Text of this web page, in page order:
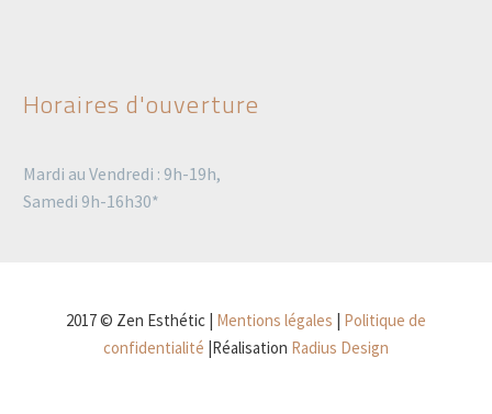
Horaires d'ouverture
Mardi au Vendredi : 9h-19h,
Samedi 9h-16h30*
2017 © Zen Esthétic | Mentions légales
Politique de
confidentialité |Réalisation Radius Design